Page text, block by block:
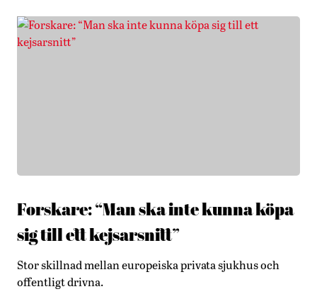
Forskare: “Man ska inte kunna köpa
sig till ett kejsarsnitt”
Stor skillnad mellan europeiska privata sjukhus och
offentligt drivna.